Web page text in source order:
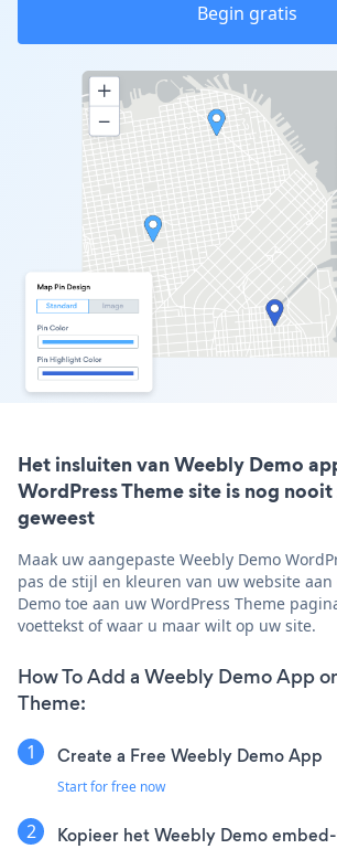
Begin gratis
Het insluiten van Weebly Demo
WordPress Theme site is nog
geweest
Maak uw aangepaste Weebly Demo
pas de stijl en kleuren van uw website aan
Demo toe aan uw WordPress Theme
voettekst of waar u maar wilt op uw site.
How To Add a Weebly Demo App
Theme:
Create a Free Weebly Demo App
Start for free now
Kopieer het Weebly Demo